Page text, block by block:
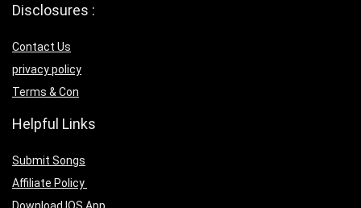
Disclosures :
Contact Us
privacy policy
Terms & Con
Helpful Links
Submit Songs
Affiliate Policy
Download IOS App